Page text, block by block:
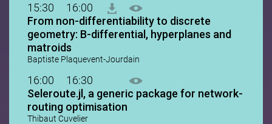
15:30
16:00
From non-differentiability to discrete
geometry: B-differential, hyperplanes and
matroids
Baptiste Plaquevent-Jourdain
16:00
16:30
Seleroute.jl, a generic package for network-
routing optimisation
Thibaut Cuvelier